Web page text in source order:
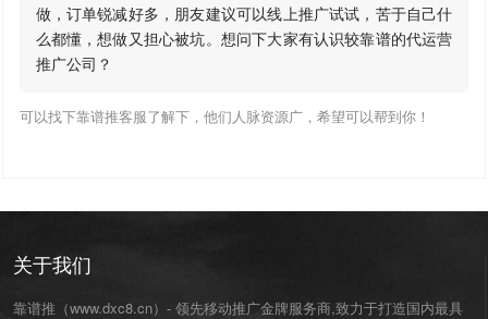
做，订单锐减好多，朋友建议可以线上推广试试，苦于自己什
么都懂，想做又担心被坑。想问下大家有认识较靠谱的代运营
推广公司？
可以找下靠谱推客服了解下，他们人脉资源广，希望可以帮到你！
关于我们
靠谱推（www.dxc8.cn）- 领先移动推广金牌服务商,致力于打造国内最具